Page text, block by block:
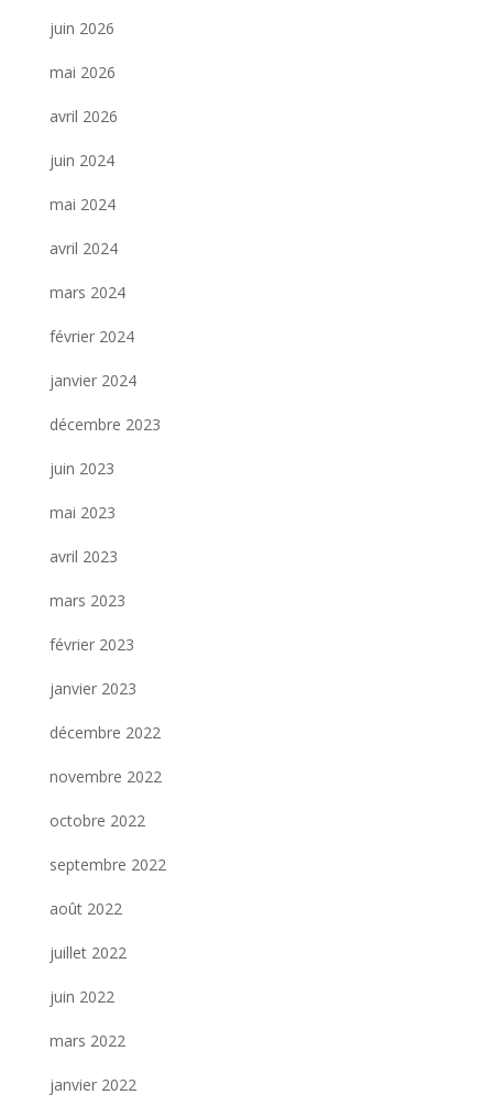
juin 2026
mai 2026
avril 2026
juin 2024
mai 2024
avril 2024
mars 2024
février 2024
janvier 2024
décembre 2023
juin 2023
mai 2023
avril 2023
mars 2023
février 2023
janvier 2023
décembre 2022
novembre 2022
octobre 2022
septembre 2022
août 2022
juillet 2022
juin 2022
mars 2022
janvier 2022